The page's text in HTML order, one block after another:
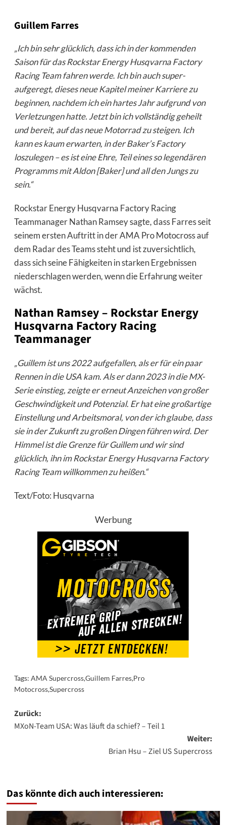
Guillem Farres
„Ich bin sehr glücklich, dass ich in der kommenden
Saison für das Rockstar Energy Husqvarna Factory
Racing Team fahren werde. Ich bin auch super-
aufgeregt, dieses neue Kapitel meiner Karriere zu
beginnen, nachdem ich ein hartes Jahr aufgrund von
Verletzungen hatte. Jetzt bin ich vollständig geheilt
und bereit, auf das neue Motorrad zu steigen. Ich
kann es kaum erwarten, in der Baker’s Factory
loszulegen – es ist eine Ehre, Teil eines so legendären
Programms mit Aldon [Baker] und all den Jungs zu
sein.“
Rockstar Energy Husqvarna Factory Racing
Teammanager Nathan Ramsey sagte, dass Farres seit
seinem ersten Auftritt in der AMA Pro Motocross auf
dem Radar des Teams steht und ist zuversichtlich,
dass sich seine Fähigkeiten in starken Ergebnissen
niederschlagen werden, wenn die Erfahrung weiter
wächst.
Nathan Ramsey – Rockstar Energy
Husqvarna Factory Racing
Teammanager
„Guillem ist uns 2022 aufgefallen, als er für ein paar
Rennen in die USA kam. Als er dann 2023 in die MX-
Serie einstieg, zeigte er erneut Anzeichen von großer
Geschwindigkeit und Potenzial. Er hat eine großartige
Einstellung und Arbeitsmoral, von der ich glaube, dass
sie in der Zukunft zu großen Dingen führen wird. Der
Himmel ist die Grenze für Guillem und wir sind
glücklich, ihn im Rockstar Energy Husqvarna Factory
Racing Team willkommen zu heißen.“
Text/Foto: Husqvarna
Werbung
Tags: AMA Supercross,Guillem Farres,Pro
Motocross,Supercross
Beitragsnavigation
Zurück:
MXoN-Team USA: Was läuft da schief? – Teil 1
Weiter:
Brian Hsu – Ziel US Supercross
Das könnte dich auch interessieren: